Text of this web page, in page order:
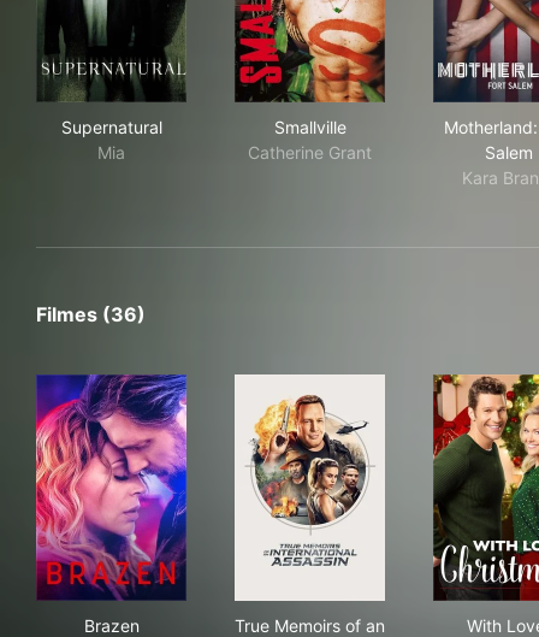
Supernatural
Mia
Smallville
Catherine Grant
Salem
Kara
Filmes (36)
Brazen
True Memoirs of an
With